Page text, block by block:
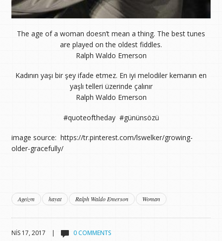
The age of a woman doesn’t mean a thing. The best tunes
are played on the oldest fiddles.
Ralph Waldo Emerson
Kadının yaşı bir şey ifade etmez. En iyi melodiler kemanın en
yaşlı telleri üzerinde çalınır
Ralph Waldo Emerson
#quoteoftheday #gününsözü
image source: https://tr.pinterest.com/lswelker/growing-
older-gracefully/
Ageizm hayat Ralph Waldo Emerson Woman
NIS 17, 2017 | 0 COMMENTS